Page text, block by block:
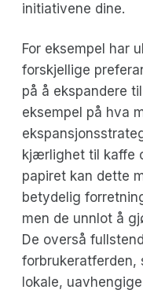
initiativene dine.
For eksempel har
forskjellige
på å ekspandere
eksempel på hva
kjærlighet til kaffe
papiret kan dette
betydelig
men de unnlot å
De overså
forbrukeratferden,
lokale,